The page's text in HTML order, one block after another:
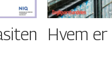
Hvem